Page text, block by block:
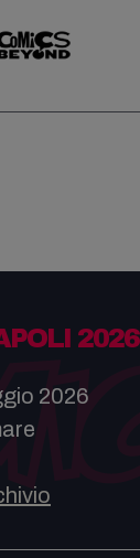
2026
2026